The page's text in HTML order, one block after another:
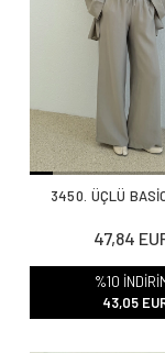
3450. ÜÇLÜ
47,84
%10
43,05